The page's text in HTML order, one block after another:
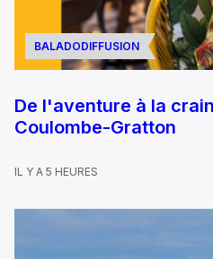
BALADODIFFUSION
De l'aventure à la
Coulombe-Gratton
IL Y A 5 HEURES